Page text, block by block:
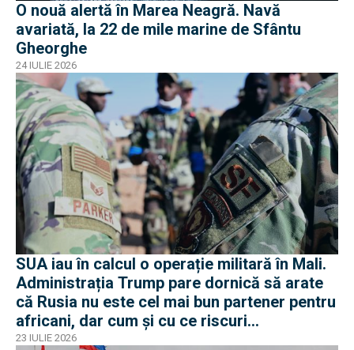
O nouă alertă în Marea Neagră. Navă
avariată, la 22 de mile marine de Sfântu
Gheorghe
24 IULIE 2026
SUA iau în calcul o operație militară în Mali.
Administrația Trump pare dornică să arate
că Rusia nu este cel mai bun partener pentru
africani, dar cum și cu ce riscuri
operaționale?
23 IULIE 2026